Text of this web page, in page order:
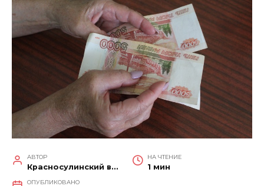
АВТОР
Красносулинский вестник
НА ЧТЕНИЕ
1 мин
ОПУБЛИКОВАНО